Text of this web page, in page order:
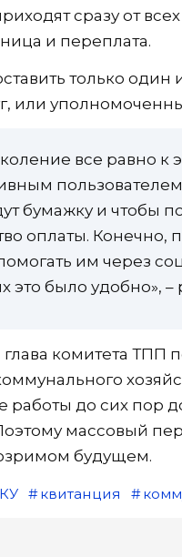
сразу от
и переплата.
только
или
все равно к
бумажку и чтобы
оплаты.
им через
это было удобно», –
глава комитета ТПП
работы до сих пор
массовый
будущем.
квитанция